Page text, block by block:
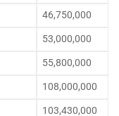
46,750,000
53,000,000
55,800,000
108,000,000
103,430,000